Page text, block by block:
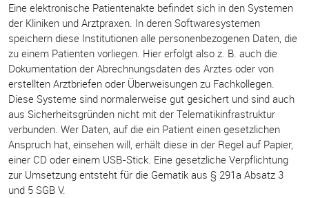
Eine elektronische Patientenakte befindet sich in den Systemen
der Kliniken und Arztpraxen. In deren Softwaresystemen
speichern diese Institutionen alle personenbezogenen Daten, die
zu einem Patienten vorliegen. Hier erfolgt also z. B. auch die
Dokumentation der Abrechnungsdaten des Arztes oder von
erstellten Arztbriefen oder Überweisungen zu Fachkollegen.
Diese Systeme sind normalerweise gut gesichert und sind auch
aus Sicherheitsgründen nicht mit der Telematikinfrastruktur
verbunden. Wer Daten, auf die ein Patient einen gesetzlichen
Anspruch hat, einsehen will, erhält diese in der Regel auf Papier,
einer CD oder einem USB-Stick. Eine gesetzliche Verpflichtung
zur Umsetzung entsteht für die Gematik aus § 291a Absatz 3
und 5 SGB V.